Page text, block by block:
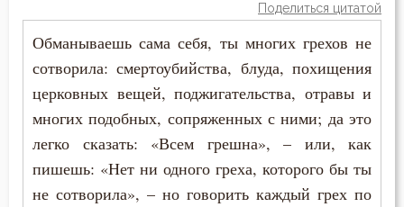
Воля Божия
Воспитание
Глаза
Афанасий Великий
Варнава
Варсонофий Оптинский (Плиханков)
Григорий Богослов
Поделиться цитатой
Обманываешь сама себя, ты многих грехов не
сотворила: смертоубийства, блуда, похищения
церковных вещей, поджигательства, отравы и
многих подобных, сопряженных с ними; да это
легко сказать: «Всем грешна», – или, как
пишешь: «Нет ни одного греха, которого бы ты
не сотворила», – но говорить каждый грех по